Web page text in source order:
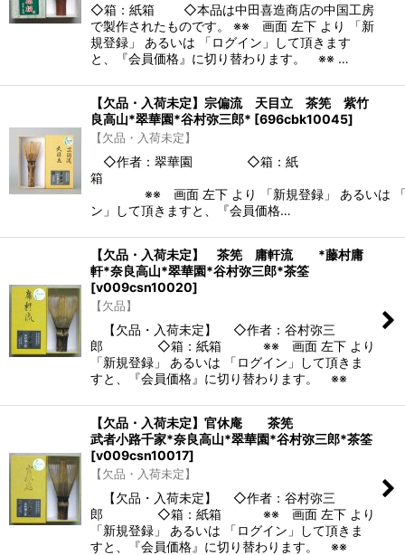
◇箱：紙箱 ◇本品は中田喜造商店の中国工房
で製作されたものです。 ※※ 画面 左下 より 「新
規登録」 あるいは 「ログイン」して頂きます
と、『会員価格』に切り替わります。 ※※ …
【欠品・入荷未定】宗偏流 天目立 茶筅 紫
良高山*翠華園*谷村弥三郎* [696cbk10045]
【欠品・入荷未定】
◇作者：翠華園 ◇箱：紙
※※ 画面 左下 より 「新規登録」 あるいは 「
ン」して頂きますと、『会員価格…
【欠品・入荷未定】 茶筅 庸軒流 *藤村庸
軒*奈良高山*翠華園*谷村弥三郎*茶筌
[v009csn10020]
【欠品】
【欠品・入荷未定】 ◇作者：谷村弥三
郎 ◇箱：紙箱 ※※ 画面 左下 より
「新規登録」 あるいは 「ログイン」して頂きま
すと、『会員価格』に切り替わります。 ※※
【欠品・入荷未定】官休庵 茶筅
武者小路千家*奈良高山*翠華園*谷村弥三郎*茶筌
[v009csn10017]
【欠品・入荷未定】
【欠品・入荷未定】 ◇作者：谷村弥三
郎 ◇箱：紙箱 ※※ 画面 左下 より
「新規登録」 あるいは 「ログイン」して頂きま
すと、『会員価格』に切り替わります。 ※※